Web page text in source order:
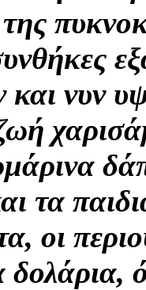
νυν
τα
οι